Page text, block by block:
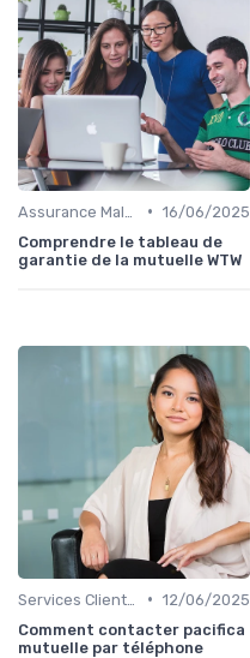
• 16/06/2025
Comprendre le tableau de
garantie de la mutuelle WTW
• 12/06/2025
Comment contacter pacifica
mutuelle par téléphone